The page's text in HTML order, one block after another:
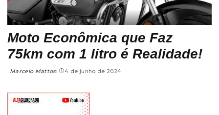
Moto Econômica que Faz
75km com 1 litro é Realidade!
Marcelo Mattos 4 de junho de 2024